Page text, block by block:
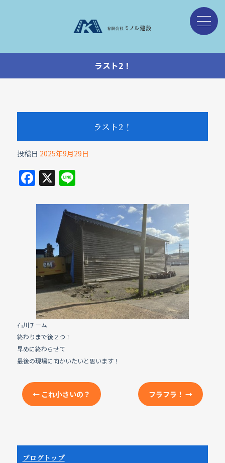
ラスト2！
ラスト2！
投稿日 2025年9月29日
F
a
c
b
o
o
k
X Li
e
石川チーム
終わりまで後２つ！
早めに終わらせて
最後の現場に向かいたいと思います！
←これ小さいの？ フラフラ！→
ブログトップ